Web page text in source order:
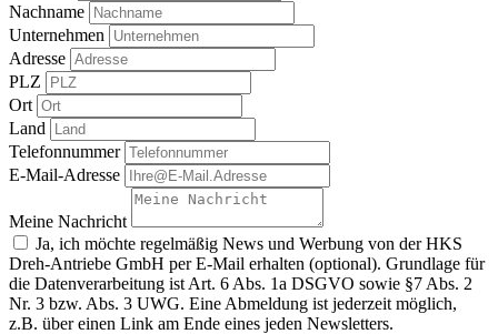
Nachname
Unternehmen
Adresse
PLZ
Ort
Land
Telefonnummer
E-Mail-Adresse
Meine Nachricht
Ja, ich möchte regelmäßig News und Werbung von der HKS
Dreh-Antriebe GmbH per E-Mail erhalten (optional). Grundlage für
die Datenverarbeitung ist Art. 6 Abs. 1a DSGVO sowie §7 Abs. 2
Nr. 3 bzw. Abs. 3 UWG. Eine Abmeldung ist jederzeit möglich,
z.B. über einen Link am Ende eines jeden Newsletters.